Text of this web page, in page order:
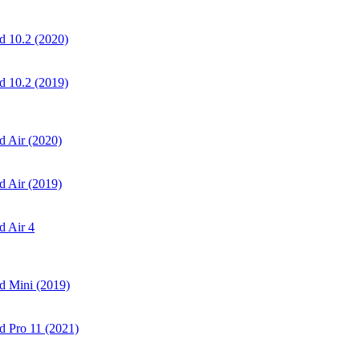
10.2 (2020)
10.2 (2019)
Air (2020)
Air (2019)
Air 4
Mini (2019)
Pro 11 (2021)